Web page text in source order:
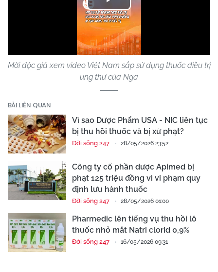
Play
Video
Mời độc giả xem video Việt Nam sắp sử dụng thuốc điều trị
ung thư của Nga
BÀI LIÊN QUAN
Vì sao Dược Phẩm USA - NIC liên tục
bị thu hồi thuốc và bị xử phạt?
Đời sống 247 28/05/2026 23:52
Công ty cổ phần dược Apimed bị
phạt 125 triệu đồng vì vi phạm quy
định lưu hành thuốc
Đời sống 247 28/05/2026 01:00
Pharmedic lên tiếng vụ thu hồi lô
thuốc nhỏ mắt Natri clorid 0,9%
Đời sống 247 16/05/2026 09:31